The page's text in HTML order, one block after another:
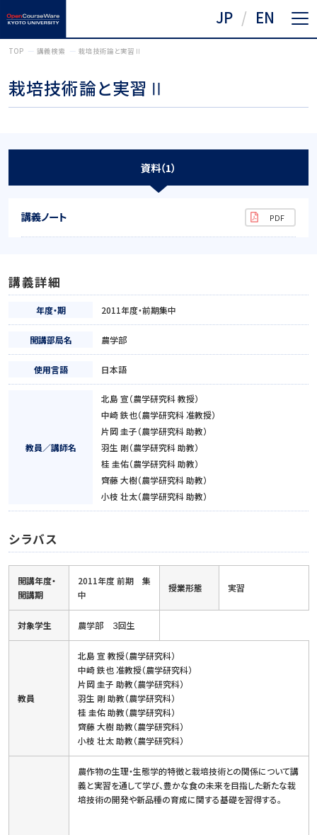
JP EN
TOP 講義検索 栽培技術論と実習Ⅱ
栽培技術論と実習Ⅱ
資料（1）
講義ノート
講義詳細
年度・期 2011年度・前期集中
開講部局名 農学部
使用言語 日本語
教員／講師名
北島 宣（農学研究科 教授）
中崎 鉄也（農学研究科 准教授）
片岡 圭子（農学研究科 助教）
羽生 剛（農学研究科 助教）
桂 圭佑（農学研究科 助教）
齊藤 大樹（農学研究科 助教）
小枝 壮太（農学研究科 助教）
シラバス
開講年度・
開講期
2011年度 前期 集
中
授業形態 実習
対象学生 農学部 ３回生
教員
北島 宣 教授（農学研究科）
中崎 鉄也 准教授（農学研究科）
片岡 圭子 助教（農学研究科）
羽生 剛 助教（農学研究科）
桂 圭佑 助教（農学研究科）
齊藤 大樹 助教（農学研究科）
小枝 壮太 助教（農学研究科）
農作物の生理・生態学的特徴と栽培技術との関係について講
義と実習を通して学び、豊かな食の未来を目指した新たな栽
培技術の開発や新品種の育成に関する基礎を習得する。